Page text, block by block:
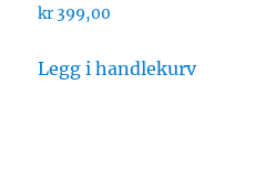
kr 399,00
Legg i handlekurv